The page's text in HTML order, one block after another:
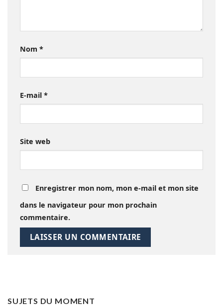
Nom *
E-mail *
Site web
Enregistrer mon nom, mon e-mail et mon site
dans le navigateur pour mon prochain
commentaire.
SUJETS DU MOMENT